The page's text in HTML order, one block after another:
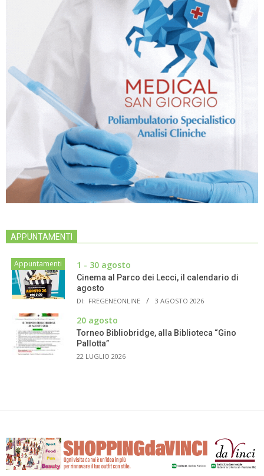
APPUNTAMENTI
Appuntamenti 1 - 30 agosto
Cinema al Parco dei Lecci, il calendario di
agosto
DI: FREGENEONLINE 3 AGOSTO 2026
20 agosto
Torneo Bibliobridge, alla Biblioteca “Gino
Pallotta”
22 LUGLIO 2026